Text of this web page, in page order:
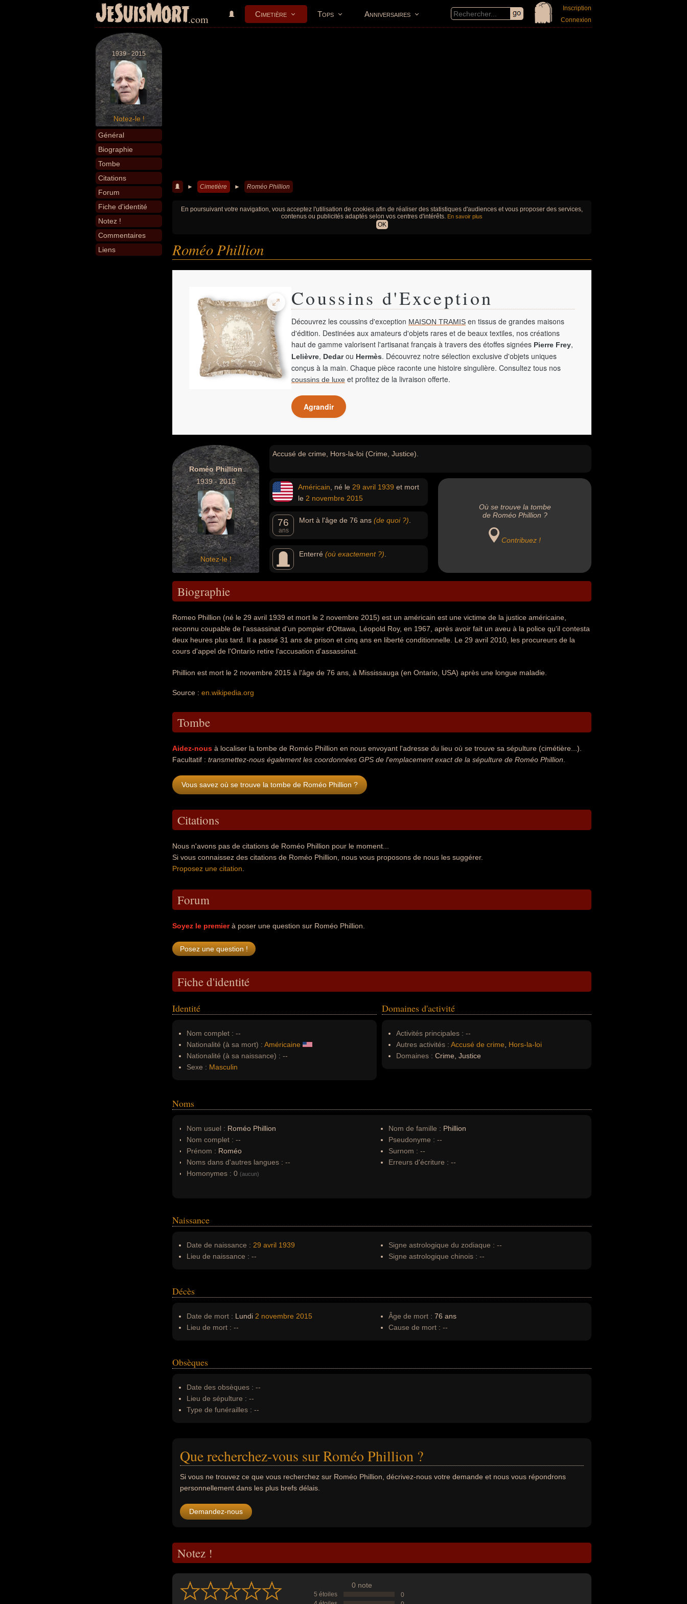
JeSuisMort.com Cimetière Tops Anniversaires
Inscription
Connexion
1939 - 2015
Notez-le !
Général
Biographie
Tombe
Citations
Forum
Fiche d'identité
Notez !
Commentaires
Liens
► Cimetière ► Roméo Phillion
En poursuivant votre navigation, vous acceptez l'utilisation de cookies afin de réaliser des statistiques d'audiences et vous proposer des services,
contenus ou publicités adaptés selon vos centres d'intérêts. En savoir plus
OK
Roméo Phillion
Coussins d'Exception
Découvrez les coussins d'exception MAISON TRAMIS en tissus de grandes maisons
d'édition. Destinées aux amateurs d'objets rares et de beaux textiles, nos créations
haut de gamme valorisent l'artisanat français à travers des étoffes signées Pierre Frey,
Lelièvre, Dedarou Hermès. Découvrez notre sélection exclusive d'objets uniques
conçus à la main. Chaque pièce raconte une histoire singulière. Consultez tous nos
coussins de luxe et profitez de la livraison offerte.
Agrandir
Roméo Phillion
1939 - 2015
Notez-le !
Accusé de crime, Hors-la-loi (Crime, Justice).
Américain , né le 29 avril 1939 et mort
le 2 novembre 2015
76
ans
Mort à l'âge de 76 ans (de quoi ?)
Enterré (où exactement ?)
Où se trouve la tombe
de Roméo Phillion ?
Contribuez !
Biographie
Romeo Phillion (né le 29 avril 1939 et mort le 2 novembre 2015) est un américain est une victime de la justice américaine,
reconnu coupable de l'assassinat d'un pompier d'Ottawa, Léopold Roy, en 1967, après avoir fait un aveu à la police qu'il contesta
deux heures plus tard. Il a passé 31 ans de prison et cinq ans en liberté conditionnelle. Le 29 avril 2010, les procureurs de la
cours d'appel de l'Ontario retire l'accusation d'assassinat.
Phillion est mort le 2 novembre 2015 à l'âge de 76 ans, à Mississauga (en Ontario, USA) après une longue maladie.
Source : en.wikipedia.org
Tombe
Aidez-nous à localiser la tombe de Roméo Phillion en nous envoyant l'adresse du lieu où se trouve sa sépulture (cimétière...).
Facultatif : transmettez-nous également les coordonnées GPS de l'emplacement exact de la sépulture de Roméo Phillion
Vous savez où se trouve la tombe de Roméo Phillion ?
Citations
Nous n'avons pas de citations de Roméo Phillion pour le moment...
Si vous connaissez des citations de Roméo Phillion, nous vous proposons de nous les suggérer.
Proposez une citation
Forum
Soyez le premierà poser une question sur Roméo Phillion.
Fiche d'identité
Identité
Nom complet : --
Nationalité (à sa mort) : Américaine
Nationalité (à sa naissance) : --
Sexe : Masculin
Domaines d'activité
Activités principales : --
Autres activités : Accusé de crime
Hors-la-loi
Domaines : Crime, Justice
Noms
Nom usuel : Roméo Phillion
Nom complet : --
Prénom : Roméo
Noms dans d'autres langues : --
Homonymes : 0 (aucun)
Nom de famille : Phillion
Pseudonyme : --
Surnom : --
Erreurs d'écriture : --
Naissance
Date de naissance : 29 avril 1939
Lieu de naissance : --
Signe astrologique du zodiaque : --
Signe astrologique chinois : --
Décès
Date de mort : Lundi 2 novembre 2015
Lieu de mort : --
Âge de mort : 76 ans
Cause de mort : --
Obsèques
Date des obsèques : --
Lieu de sépulture : --
Type de funérailles : --
Que recherchez-vous sur Roméo Phillion ?
Si vous ne trouvez ce que vous recherchez sur Roméo Phillion, décrivez-nous votre demande et nous vous répondrons
personnellement dans les plus brefs délais.
Demandez-nous
Notez !
0 note
5 étoiles
0